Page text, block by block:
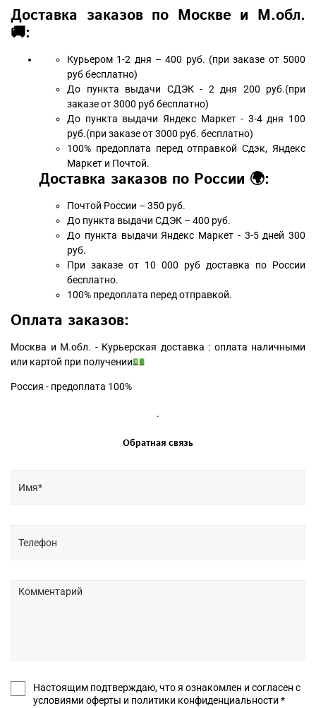
Доставка заказов по Москве и М.обл.
🚚:
Курьером 1-2 дня – 400 руб. (при заказе от 5000
руб бесплатно)
До пункта выдачи СДЭК - 2 дня 200 руб.(при
заказе от 3000 руб бесплатно)
До пункта выдачи Яндекс Маркет - 3-4 дня 100
руб.(при заказе от 3000 руб. бесплатно)
100% предоплата перед отправкой Сдэк, Яндекс
Маркет и Почтой.
Доставка заказов по России 🌍:
Почтой России – 350 руб.
До пункта выдачи СДЭК – 400 руб.
До пункта выдачи Яндекс Маркет - 3-5 дней 300
руб.
При заказе от 10 000 руб доставка по России
бесплатно.
100% предоплата перед отправкой.
Оплата заказов:
Москва и М.обл. - Курьерская доставка : оплата наличными
или картой при получении💵
Россия - предоплата 100%
.
Обратная связь
Настоящим подтверждаю, что я ознакомлен и согласен с
условиями оферты и политики конфиденциальности *